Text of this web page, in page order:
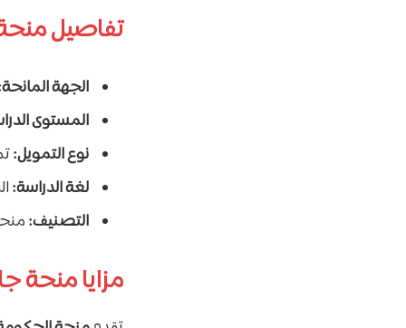
تفاصيل
الجهة
المستوى
نوع التمويل:
لغة الدراسة:
التصنيف:
مزايا منحة